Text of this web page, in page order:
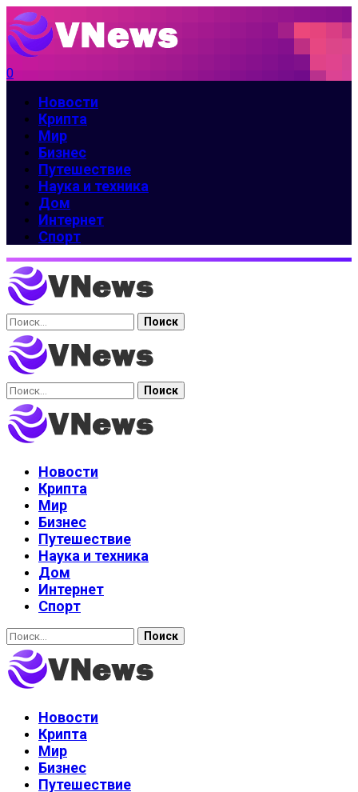
0
Новости
Крипта
Мир
Бизнес
Путешествие
Наука и техника
Дом
Интернет
Спорт
Найти:
Найти:
Новости
Крипта
Мир
Бизнес
Путешествие
Наука и техника
Дом
Интернет
Спорт
Найти:
Новости
Крипта
Мир
Бизнес
Путешествие